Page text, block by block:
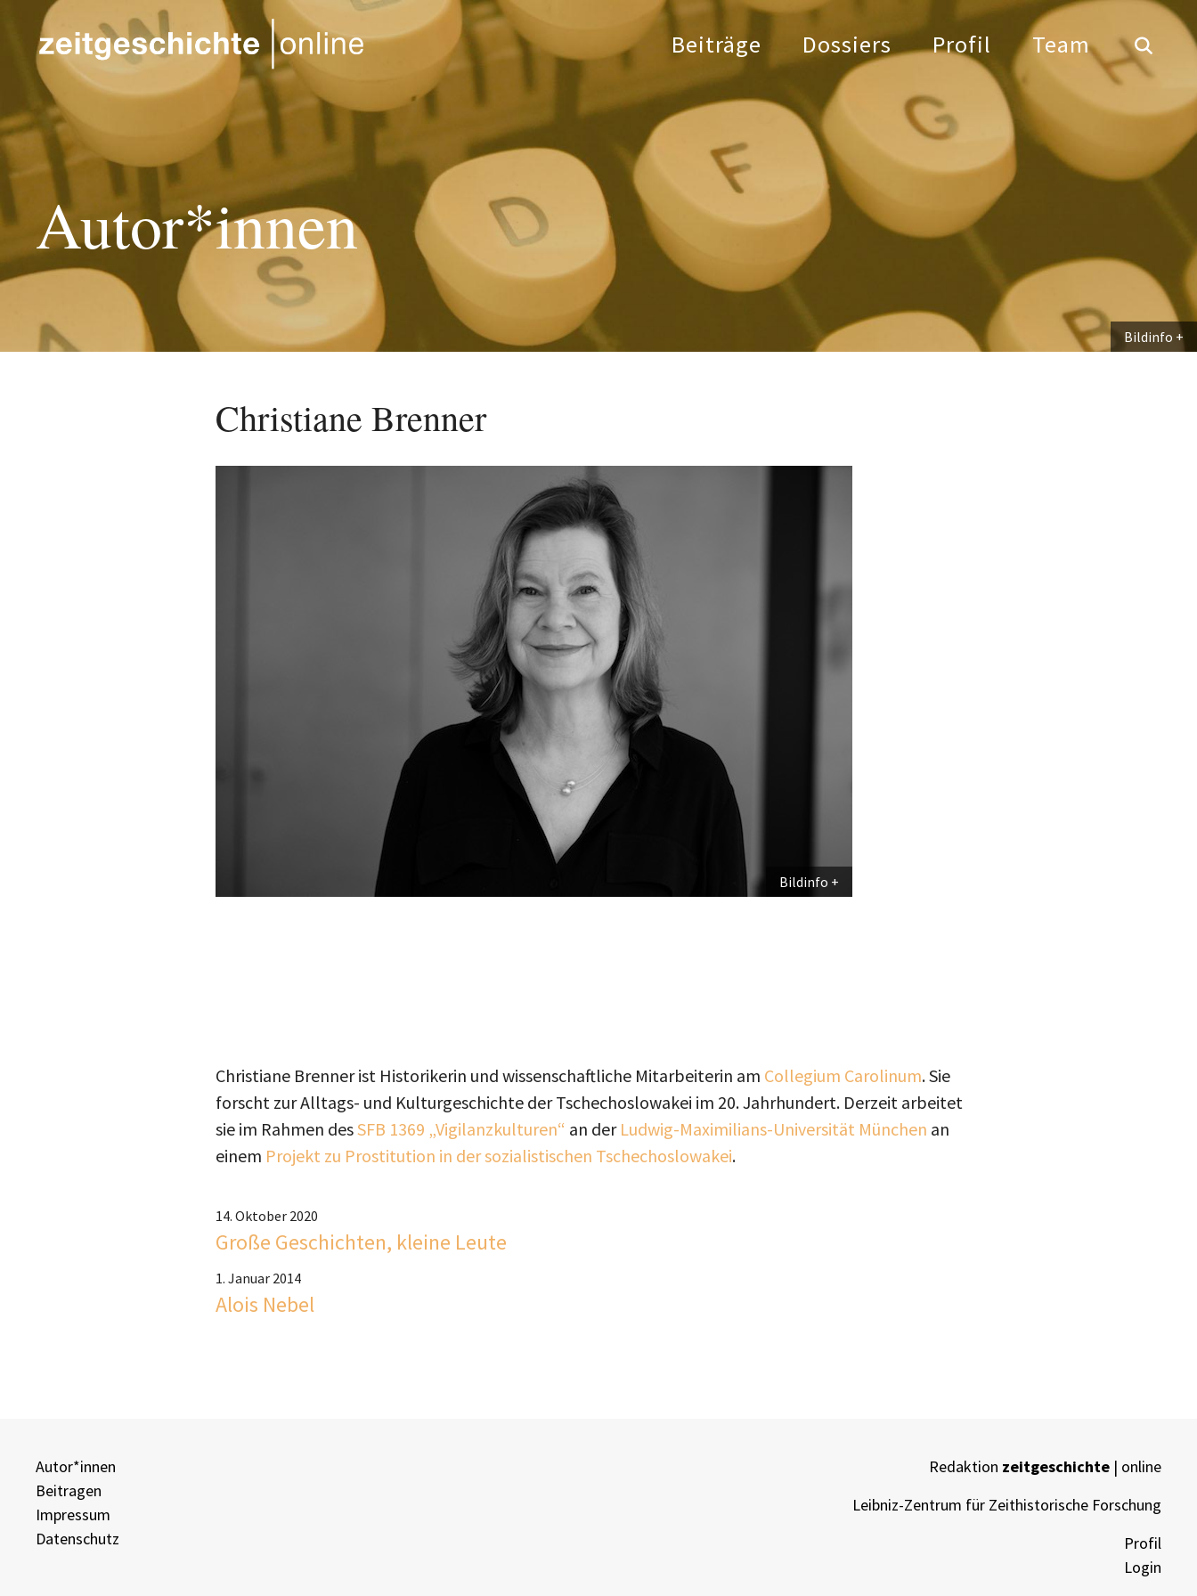
Direkt zum Inhalt
Beiträge Dossiers Profil Team
Autor*innen
Bildinfo
Christiane Brenner
Bildinfo
Christiane Brenner ist Historikerin und wissenschaftliche Mitarbeiterin am Collegium Carolinum. Sie
forscht zur Alltags- und Kulturgeschichte der Tschechoslowakei im 20. Jahrhundert. Derzeit arbeitet
sie im Rahmen desSFB 1369 „Vigilanzkulturen“ an der Ludwig-Maximilians-Universität München an
einem Projekt zu Prostitution in der sozialistischen Tschechoslowakei.
14. Oktober 2020
Große Geschichten, kleine Leute
1. Januar 2014
Alois Nebel
Autor*innen
Beitragen
Impressum
Datenschutz
Redaktion zeitgeschichte | online
Leibniz-Zentrum für Zeithistorische Forschung
Profil
Login